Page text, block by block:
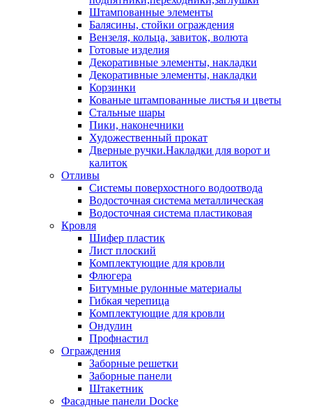
Штампованные элементы
Балясины, стойки ограждения
Вензеля, кольца, завиток, волюта
Готовые изделия
Декоративные элементы, накладки
Декоративные элементы, накладки
Корзинки
Кованые штампованные листья и цветы
Стальные шары
Пики, наконечники
Художественный прокат
Дверные ручки.Накладки для ворот и
калиток
Отливы
Системы поверхостного водоотвода
Водосточная система металлическая
Водосточная система пластиковая
Кровля
Шифер пластик
Лист плоский
Комплектующие для кровли
Флюгера
Битумные рулонные материалы
Гибкая черепица
Комплектующие для кровли
Ондулин
Профнастил
Ограждения
Заборные решетки
Заборные панели
Штакетник
Фасадные панели Docke